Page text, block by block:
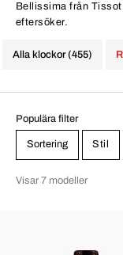
Bellissima från
eftersöker.
Alla klockor (455)
Populära filter
Sortering Stil
Visar 7 modeller